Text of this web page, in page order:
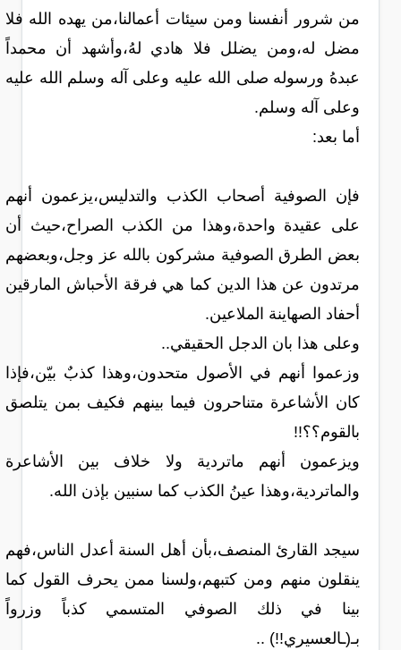
من شرور أنفسنا ومن سيئات أعمالنا،من يهده الله فلا
مضل له،ومن يضلل فلا هادي لهُ،وأشهد أن محمداً
عبدهُ ورسوله صلى الله عليه وعلى آله وسلم الله عليه
وعلى آله وسلم.
أما بعد:
فإن الصوفية أصحاب الكذب والتدليس،يزعمون أنهم
على عقيدة واحدة،وهذا من الكذب الصراح،حيث أن
بعض الطرق الصوفية مشركون بالله عز وجل،وبعضهم
مرتدون عن هذا الدين كما هي فرقة الأحباش المارقين
أحفاد الصهاينة الملاعين.
وعلى هذا بان الدجل الحقيقي..
وزعموا أنهم في الأصول متحدون،وهذا كذبٌ بيّن،فإذا
كان الأشاعرة متناحرون فيما بينهم فكيف بمن يتلصق
بالقوم؟؟!!
ويزعمون أنهم ماتردية ولا خلاف بين الأشاعرة
والماتردية،وهذا عينُ الكذب كما سنبين بإذن الله.
سيجد القارئ المنصف،بأن أهل السنة أعدل الناس،فهم
ينقلون منهم ومن كتبهم،ولسنا ممن يحرف القول كما
بينا في ذلك الصوفي المتسمي كذباً وزرواً
بـ(ـالعسيري!!) ..